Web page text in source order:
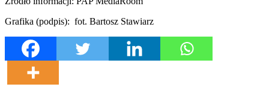
Grafika (podpis): fot. Bartosz Stawiarz